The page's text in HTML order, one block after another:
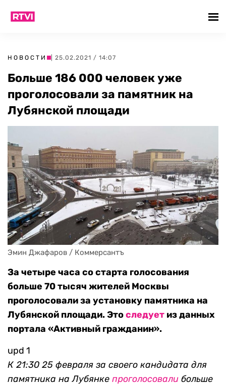
НОВОСТИ | 25.02.2021 / 14:07
Больше 186 000 человек уже
проголосовали за памятник на
Лубянской площади
Эмин Джафаров / Коммерсантъ
За четыре часа со старта голосования
больше 70 тысяч жителей Москвы
проголосовали за установку памятника на
Лубянской площади. Этоследует из данных
портала «Активный гражданин».
upd 1
К 21:30 25 февраля за своего кандидата для
памятника на Лубянке проголосовали больше